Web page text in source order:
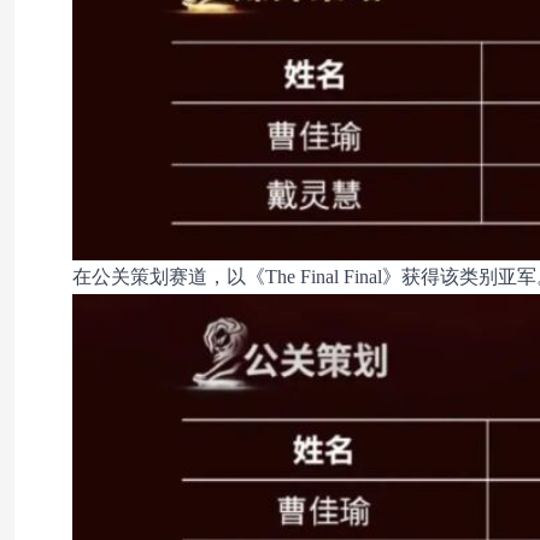
在公关策划赛道，以《The Final Final》获得该类别亚